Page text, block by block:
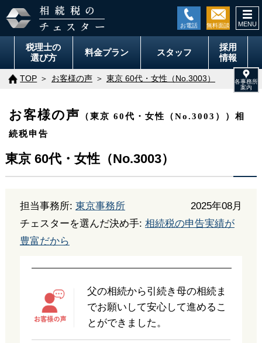
税理士の
選び方
料金プラン スタッフ
採用
情報
TOP お客様の声 東京 60代・女性（No.3003）
お客様の声
（東京 60代・女性（No.3003））相
続税申告
東京 60代・女性（No.3003）
担当事務所: 東京事務所
2025年08月
チェスターを選んだ決め手: 相続税の申告実績が
豊富だから
父の相続から引続き母の相続ま
でお願いして安心して進めるこ
とができました。